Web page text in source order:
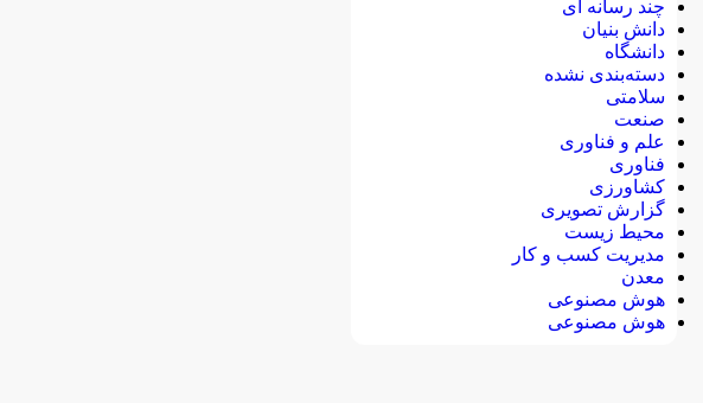
چند رسانه ای
دانش بنیان
دانشگاه
دسته‌بندی نشده
سلامتی
صنعت
علم و فناوری
فناوری
کشاورزی
گزارش تصویری
محیط زیست
مدیریت کسب و کار
معدن
هوش مصنوعی
هوش مصنوعی